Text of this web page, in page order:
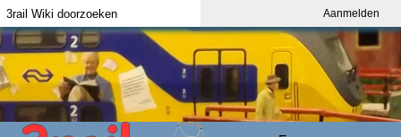
Aanmelden